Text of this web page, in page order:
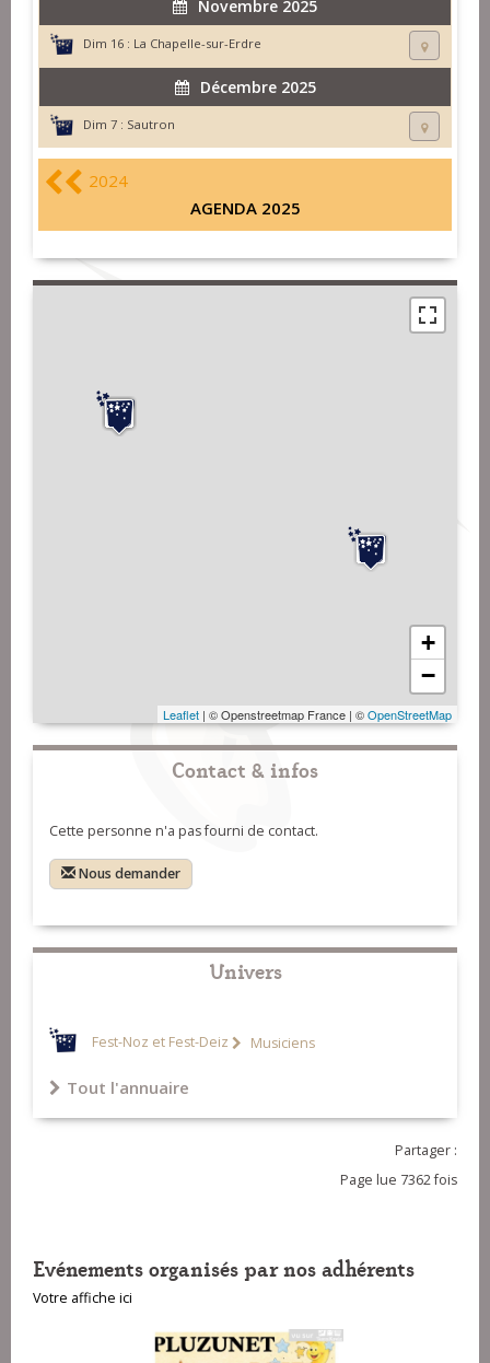
Novembre 2025
Dim 16 : La Chapelle-sur-Erdre
Décembre 2025
Dim 7 : Sautron
2024
AGENDA 2025
+
−
Leaflet | © Openstreetmap France | ©OpenStreetMap
Contact & infos
Cette personne n'a pas fourni de contact.
Nous demander
Univers
Fest-Noz et Fest-Deiz Musiciens
Tout l'annuaire
Partager :
Page lue 7362 fois
Evénements organisés par nos adhérents
Votre affiche ici